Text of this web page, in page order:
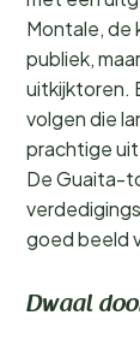
Montale, de
publiek,
uitkijktoren.
volgen die
prachtige
De Guaita-
goed beeld
Dwaal